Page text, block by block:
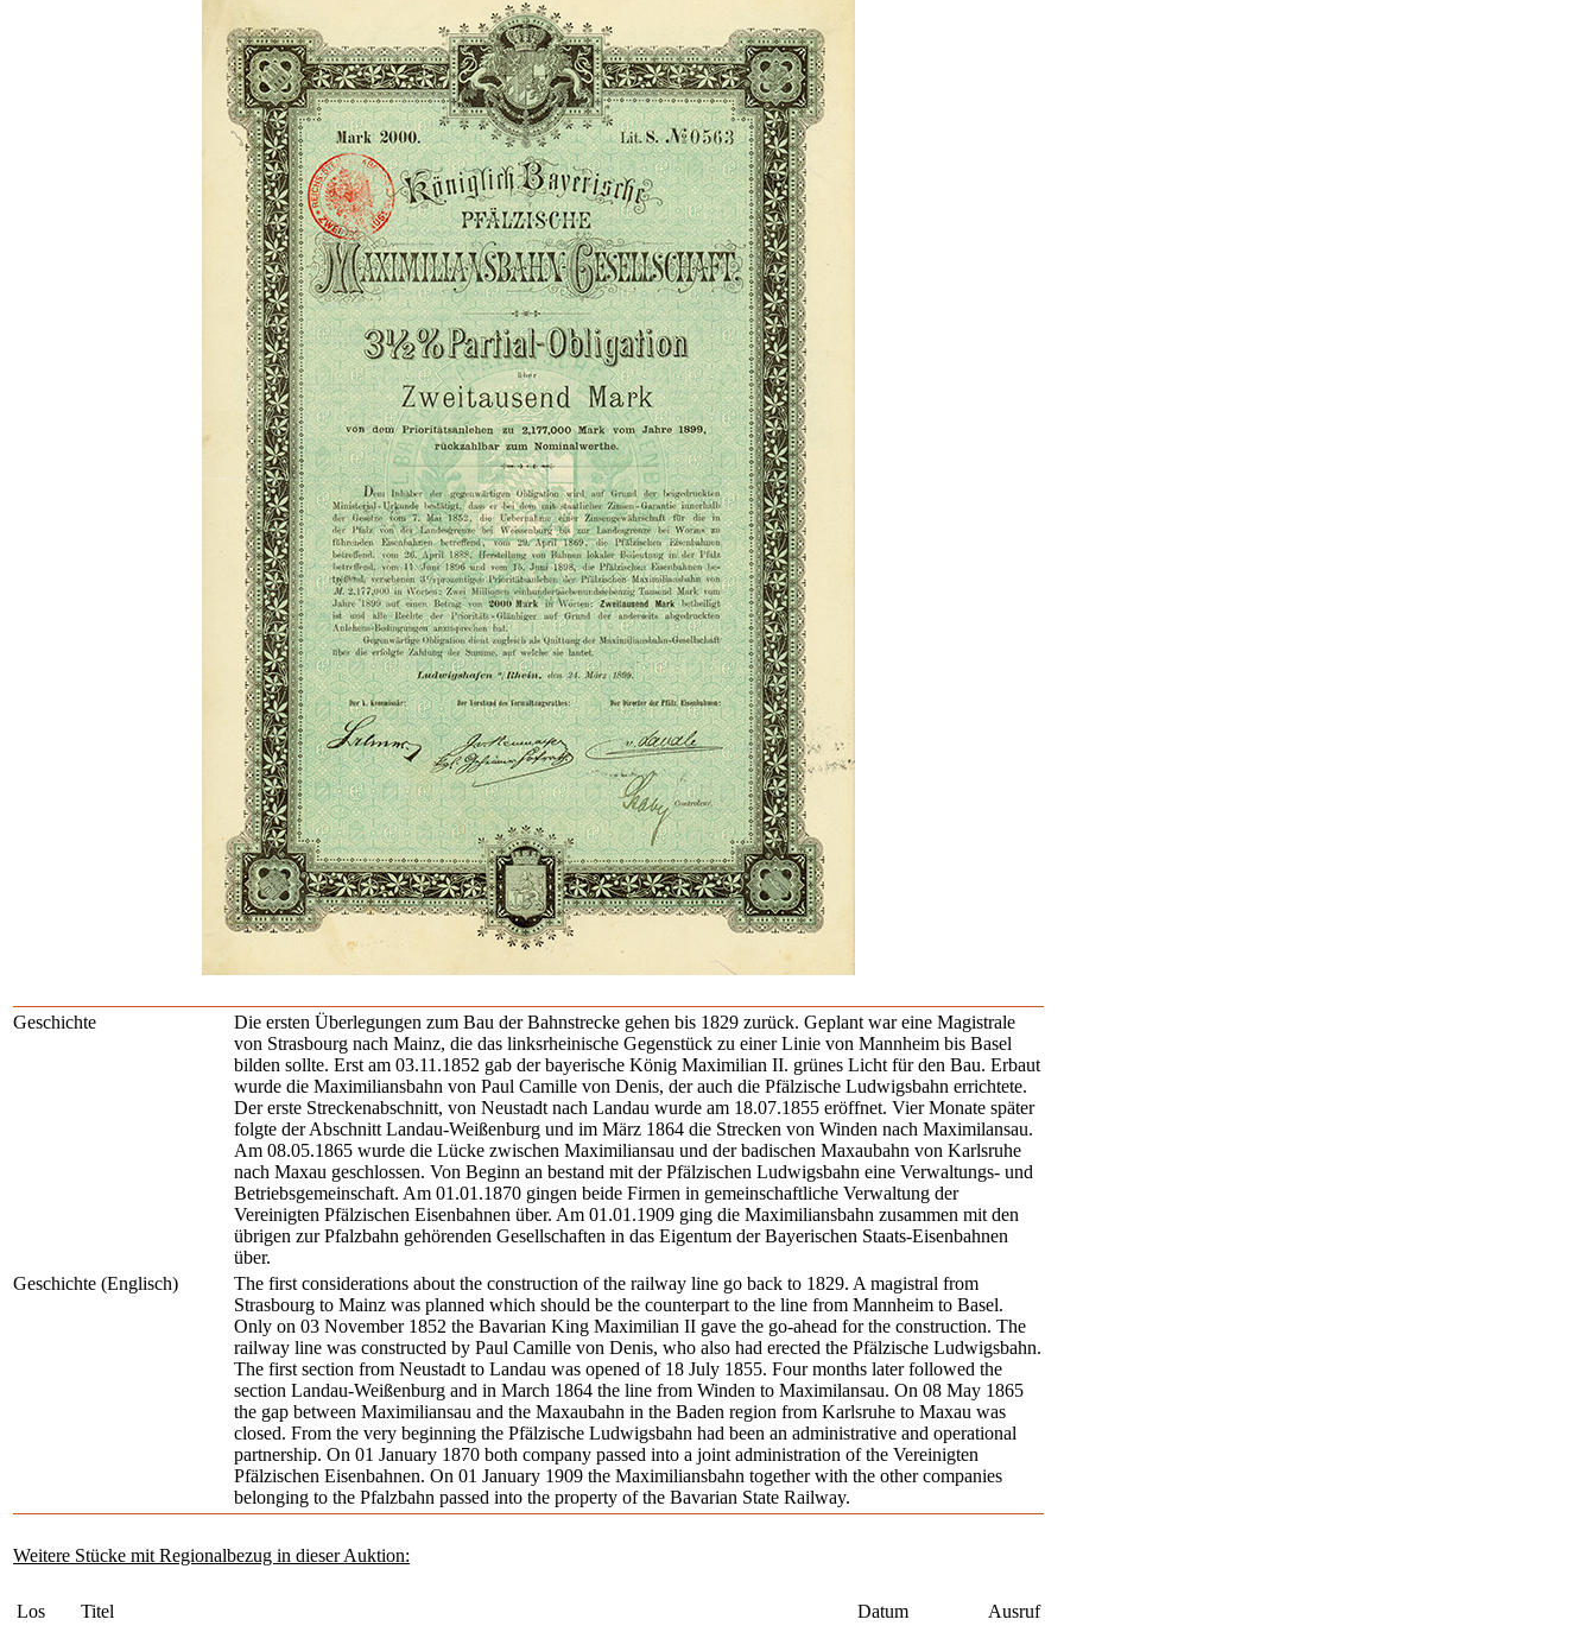
Geschichte
Die ersten Überlegungen zum Bau der Bahnstrecke gehen bis 1829 zurück. Geplant war eine Magistrale
von Strasbourg nach Mainz, die das linksrheinische Gegenstück zu einer Linie von Mannheim bis Basel
bilden sollte. Erst am 03.11.1852 gab der bayerische König Maximilian II. grünes Licht für den Bau. Erbaut
wurde die Maximiliansbahn von Paul Camille von Denis, der auch die Pfälzische Ludwigsbahn errichtete.
Der erste Streckenabschnitt, von Neustadt nach Landau wurde am 18.07.1855 eröffnet. Vier Monate später
folgte der Abschnitt Landau-Weißenburg und im März 1864 die Strecken von Winden nach Maximilansau.
Am 08.05.1865 wurde die Lücke zwischen Maximiliansau und der badischen Maxaubahn von Karlsruhe
nach Maxau geschlossen. Von Beginn an bestand mit der Pfälzischen Ludwigsbahn eine Verwaltungs- und
Betriebsgemeinschaft. Am 01.01.1870 gingen beide Firmen in gemeinschaftliche Verwaltung der
Vereinigten Pfälzischen Eisenbahnen über. Am 01.01.1909 ging die Maximiliansbahn zusammen mit den
übrigen zur Pfalzbahn gehörenden Gesellschaften in das Eigentum der Bayerischen Staats-Eisenbahnen
über.
Geschichte (Englisch)
The first considerations about the construction of the railway line go back to 1829. A magistral from
Strasbourg to Mainz was planned which should be the counterpart to the line from Mannheim to Basel.
Only on 03 November 1852 the Bavarian King Maximilian II gave the go-ahead for the construction. The
railway line was constructed by Paul Camille von Denis, who also had erected the Pfälzische Ludwigsbahn.
The first section from Neustadt to Landau was opened of 18 July 1855. Four months later followed the
section Landau-Weißenburg and in March 1864 the line from Winden to Maximilansau. On 08 May 1865
the gap between Maximiliansau and the Maxaubahn in the Baden region from Karlsruhe to Maxau was
closed. From the very beginning the Pfälzische Ludwigsbahn had been an administrative and operational
partnership. On 01 January 1870 both company passed into a joint administration of the Vereinigten
Pfälzischen Eisenbahnen. On 01 January 1909 the Maximiliansbahn together with the other companies
belonging to the Pfalzbahn passed into the property of the Bavarian State Railway.
Weitere Stücke mit Regionalbezug in dieser Auktion:
Los Titel Datum Ausruf